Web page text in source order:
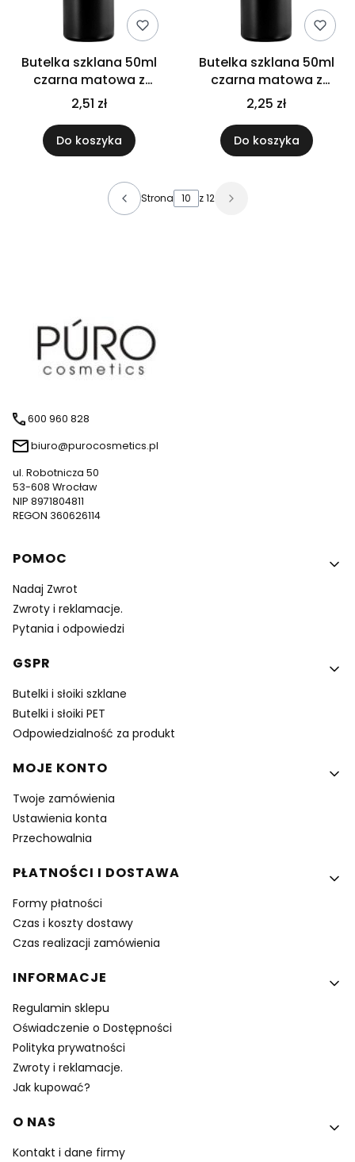
Butelka szklana 50ml
czarna matowa z
nakrętką aluminiową
2,51 zł
Do koszyka
Butelka szklana 50ml
czarna matowa z
nakrętką czarną
2,25 zł
Do koszyka
Strona z 12
600 960 828
biuro@purocosmetics.pl
ul. Robotnicza 50
53-608 Wrocław
NIP 8971804811
REGON 360626114
Linki w stopce
POMOC
Nadaj Zwrot
Zwroty i reklamacje.
Pytania i odpowiedzi
GSPR
Butelki i słoiki szklane
Butelki i słoiki PET
Odpowiedzialność za produkt
MOJE KONTO
Twoje zamówienia
Ustawienia konta
Przechowalnia
PŁATNOŚCI I DOSTAWA
Formy płatności
Czas i koszty dostawy
Czas realizacji zamówienia
INFORMACJE
Regulamin sklepu
Oświadczenie o Dostępności
Polityka prywatności
Zwroty i reklamacje.
Jak kupować?
O NAS
Kontakt i dane firmy